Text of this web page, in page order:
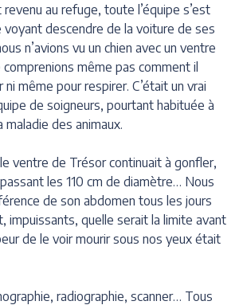
au refuge, toute l’équipe s’est
voyant descendre de la voiture de ses
n’avions vu un chien avec un ventre
même pas comment il
même pour respirer. C’était un vrai
de soigneurs, pourtant habituée à
des animaux.
ventre de Trésor continuait à gonfler,
les 110 cm de diamètre… Nous
de son abdomen tous les jours
impuissants, quelle serait la limite avant
de le voir mourir sous nos yeux était
radiographie, scanner… Tous